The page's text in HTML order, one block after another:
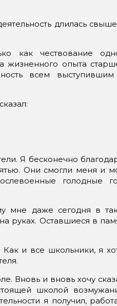
длилась
как чествование
жизненного опыта
всем выступившим
Я бесконечно
Они смогли меня и
голодные
мне даже сегодня в
руках. Оставшиеся в
и все школьники, я
Вновь и вновь хочу
школой
я получил,